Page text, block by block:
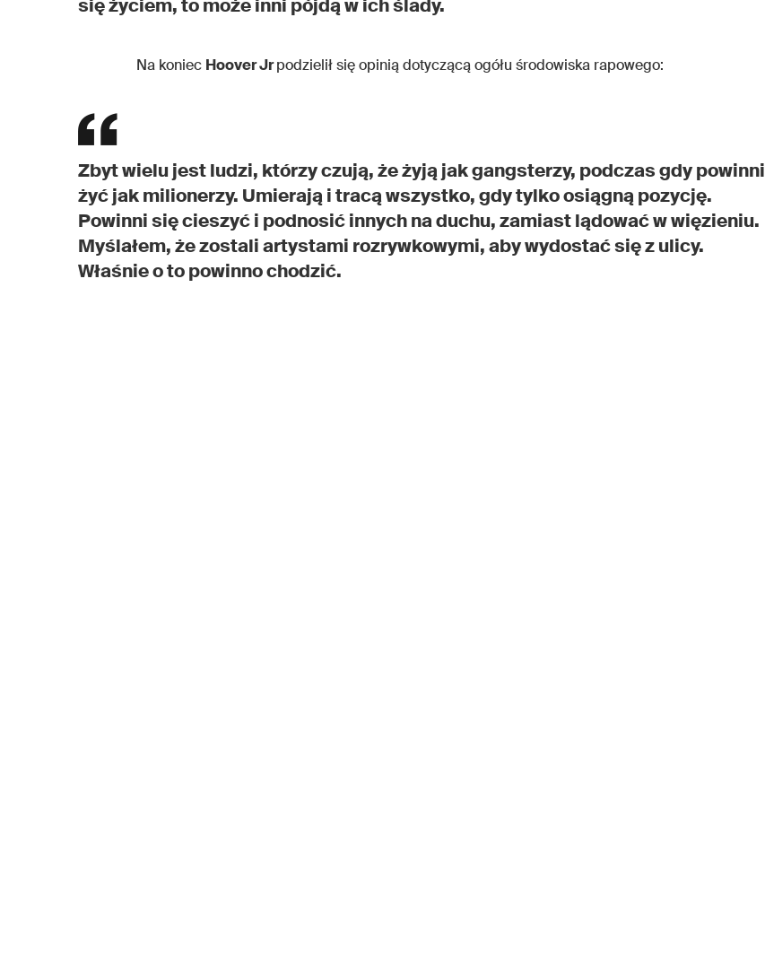
się życiem, to może inni pójdą w ich ślady.
Na koniec Hoover Jrpodzielił się opinią dotyczącą ogółu środowiska rapowego:
Zbyt wielu jest ludzi, którzy czują, że żyją jak gangsterzy, podczas gdy powinni
żyć jak milionerzy. Umierają i tracą wszystko, gdy tylko osiągną pozycję.
Powinni się cieszyć i podnosić innych na duchu, zamiast lądować w więzieniu.
Myślałem, że zostali artystami rozrywkowymi, aby wydostać się z ulicy.
Właśnie o to powinno chodzić.